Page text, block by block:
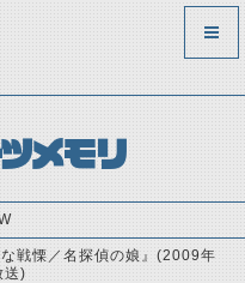
メモリ
戦慄／名探偵の娘』(2009年
送)